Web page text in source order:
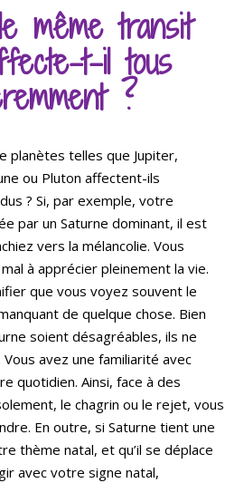
même transit
t-il tous
?
planètes telles que Jupiter,
ou Pluton affectent-ils
? Si, par exemple, votre
par un Saturne dominant, il est
vers la mélancolie. Vous
à apprécier pleinement la vie.
que vous voyez souvent le
de quelque chose. Bien
soient désagréables, ils ne
avez une familiarité avec
quotidien. Ainsi, face à des
le chagrin ou le rejet, vous
En outre, si Saturne tient une
thème natal, et qu’il se déplace
avec votre signe natal,